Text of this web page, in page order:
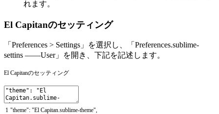
れます。
El Capitanのセッティング
「Preferences > Settings」を選択し、「Preferences.sublime-
settins ——User」を開き、下記を記述します。
El Capitanのセッティング
1 "theme": "El Capitan.sublime-theme",